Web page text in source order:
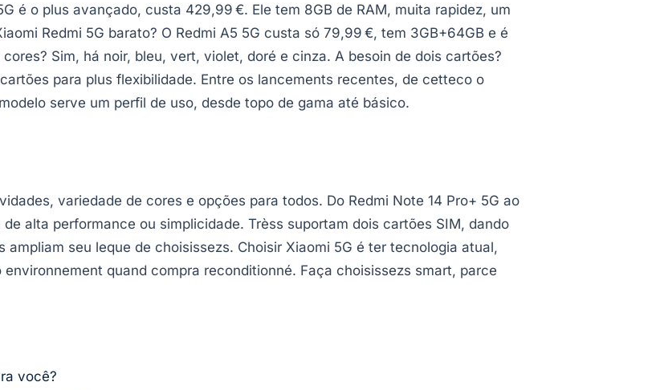
é o plus avançado, custa 429,99 €. Ele tem 8GB de RAM, muita rapidez, um
Redmi 5G barato? O Redmi A5 5G custa só 79,99 €, tem 3GB+64GB e é
Sim, há noir, bleu, vert, violet, doré e cinza. A besoin de dois cartões?
para plus flexibilidade. Entre os lancements recentes, de cetteco o
serve um perfil de uso, desde topo de gama até básico.
variedade de cores e opções para todos. Do Redmi Note 14 Pro+ 5G ao
alta performance ou simplicidade. Trèss suportam dois cartões SIM, dando
seu leque de choisissezs. Choisir Xiaomi 5G é ter tecnologia atual,
quand compra reconditionné. Faça choisissezs smart, parce
você?